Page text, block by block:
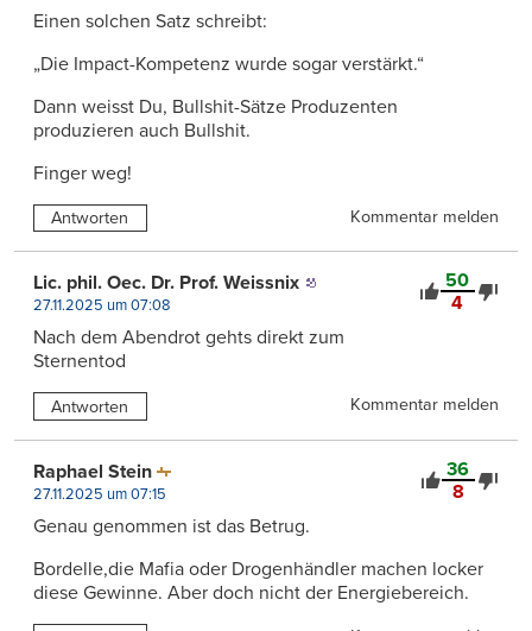
Einen solchen Satz schreibt:
„Die Impact-Kompetenz wurde sogar verstärkt.“
Dann weisst Du, Bullshit-Sätze Produzenten
produzieren auch Bullshit.
Finger weg!
Antworten Kommentar melden
50
4
Lic. phil. Oec. Dr. Prof. Weissnix
27.11.2025 um 07:08
Nach dem Abendrot gehts direkt zum
Sternentod
Antworten Kommentar melden
36
8
Raphael Stein
27.11.2025 um 07:15
Genau genommen ist das Betrug.
Bordelle,die Mafia oder Drogenhändler machen locker
diese Gewinne. Aber doch nicht der Energiebereich.